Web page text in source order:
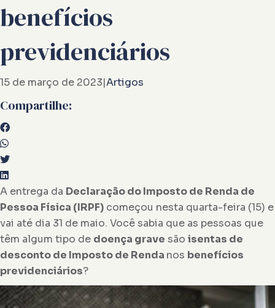
benefícios
previdenciários
15 de março de 2023|Artigos
Compartilhe:
A entrega da Declaração do Imposto de Renda de
Pessoa Física (IRPF) começou nesta quarta-feira (15) e
vai até dia 31 de maio. Você sabia que as pessoas que
têm algum tipo de doença grave são isentas de
desconto de Imposto de Renda nos benefícios
previdenciários?